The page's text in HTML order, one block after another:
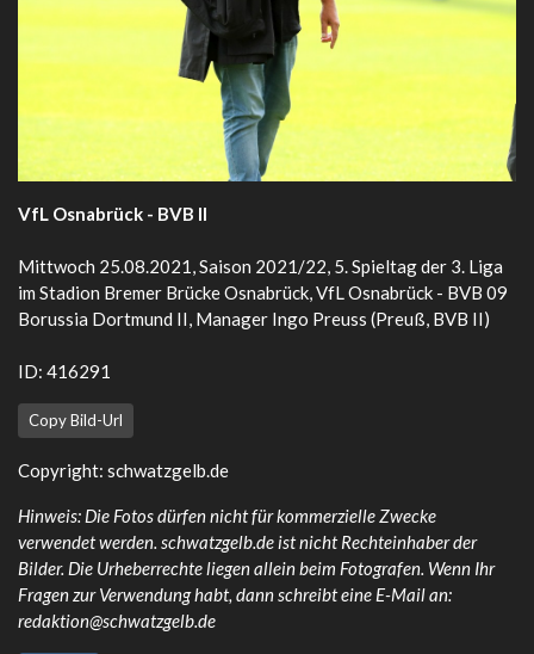
VfL Osnabrück - BVB II
Mittwoch 25.08.2021, Saison 2021/22, 5. Spieltag der 3. Liga
im Stadion Bremer Brücke Osnabrück, VfL Osnabrück - BVB 09
Borussia Dortmund II, Manager Ingo Preuss (Preuß, BVB II)
ID: 416291
Copy Bild-Url
Copyright: schwatzgelb.de
Hinweis: Die Fotos dürfen nicht für kommerzielle Zwecke
verwendet werden. schwatzgelb.de ist nicht Rechteinhaber der
Bilder. Die Urheberrechte liegen allein beim Fotografen. Wenn Ihr
Fragen zur Verwendung habt, dann schreibt eine E-Mail an:
redaktion@schwatzgelb.de